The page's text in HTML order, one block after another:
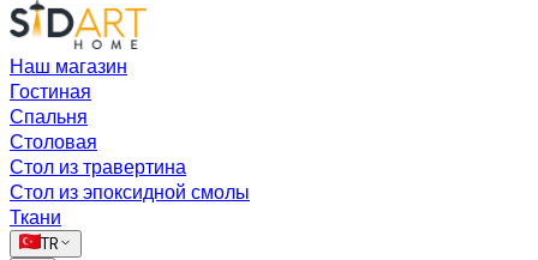
Наш магазин
Гостиная
Спальня
Столовая
Стол из травертина
Стол из эпоксидной смолы
Ткани
TR